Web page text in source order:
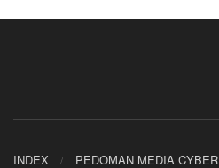
INDEX PEDOMAN MEDIA CYBER